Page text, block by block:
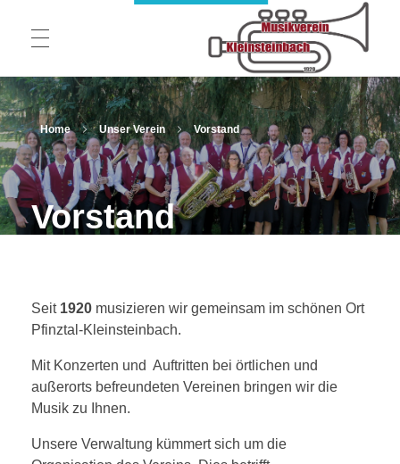
Musikverein 1920 Kleinsteinbach e.V.
STARTSEITE
UNSER VEREIN
Vorstand
Theatergruppe
Kartenvorverkauf 2026
Chronik & Festschrift 2020
MUSIKVEREIN AUF TOUR
GALERIE
Home Unser Verein Vorstand
Vorstand
Seit 1920 musizieren wir gemeinsam im schönen Ort
Pfinztal-Kleinsteinbach.
Mit Konzerten und Auftritten bei örtlichen und
außerorts befreundeten Vereinen bringen wir die
Musik zu Ihnen.
Unsere Verwaltung kümmert sich um die